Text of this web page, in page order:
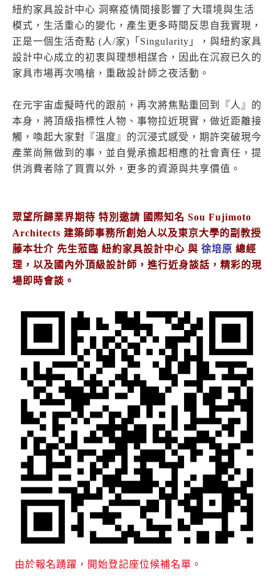
紐約家具設計中心 洞察疫情間接影響了大環境與生活
模式，生活重心的變化，產生更多時間反思自我實現，
正是一個生活奇點 (人/家)「Singularity」，與紐約家具
設計中心成立的初衷與理想相謀合，因此在沉寂已久的
家具市場再次鳴槍，重啟設計師之夜活動。
在元宇宙虛擬時代的跟前，再次將焦點重回到『人』的
本身，將頂級指標性人物、事物拉近現實，做近距離接
觸，喚起大家對『溫度』的沉浸式感受，期許突破現今
產業尚無做到的事，並自覺承擔起相應的社會責任，提
供消費者除了買賣以外，更多的資源與共享價值。
眾望所歸業界期待 特別 邀請 國際知名 Sou Fujimoto
Architects 建築師事務所創始人以及東京大學的副教授
藤本壮介 先生蒞臨 紐約家具設計中心 與 徐培原 總經
理，以及國內外頂級設計師，進行近身談話，精彩的現
場即時會談。
由於報名踴躍，開始登記座位候補名單。